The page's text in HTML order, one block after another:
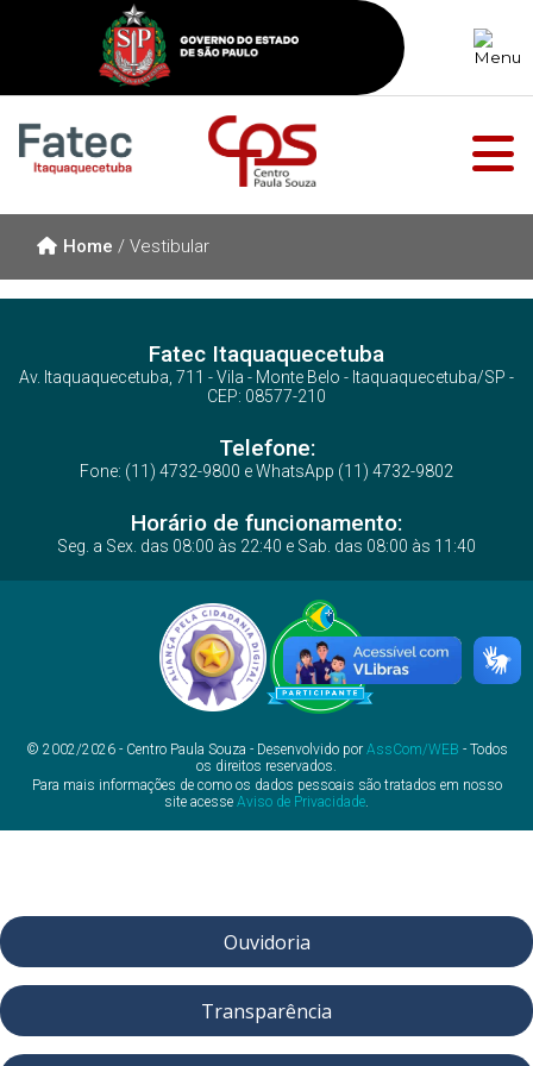
Home / Vestibular
Fatec Itaquaquecetuba
Av. Itaquaquecetuba, 711 - Vila - Monte Belo - Itaquaquecetuba/SP -
CEP: 08577-210
Telefone:
Fone: (11) 4732-9800 e WhatsApp (11) 4732-9802
Horário de funcionamento:
Seg. a Sex. das 08:00 às 22:40 e Sab. das 08:00 às 11:40
© 2002/2026 - Centro Paula Souza - Desenvolvido por AssCom/WEB - Todos
os direitos reservados.
Para mais informações de como os dados pessoais são tratados em nosso
site acesse Aviso de Privacidade.
Ouvidoria
Transparência